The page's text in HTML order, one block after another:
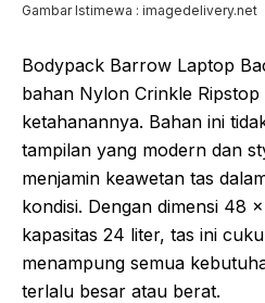
Gambar Istimewa : imagedelivery.net
Bodypack Barrow Laptop
bahan Nylon Crinkle
ketahanannya. Bahan ini
tampilan yang modern dan
menjamin keawetan tas
kondisi. Dengan dimensi 48
kapasitas 24 liter, tas ini
menampung semua
terlalu besar atau berat.